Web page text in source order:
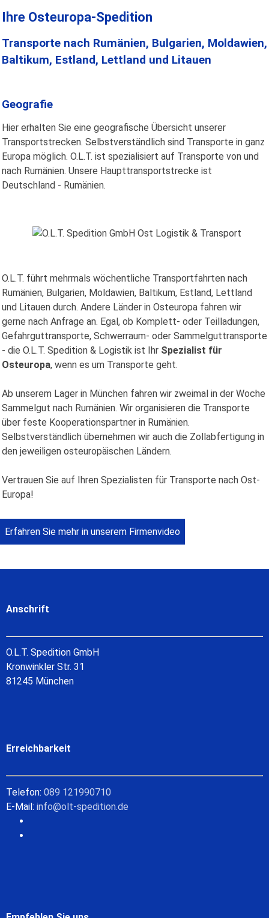
Ihre Osteuropa-Spedition
Transporte nach Rumänien, Bulgarien, Moldawien,
Baltikum, Estland, Lettland und Litauen
Geografie
Hier erhalten Sie eine geografische Übersicht unserer
Transportstrecken. Selbstverständlich sind Transporte in ganz
Europa möglich. O.L.T. ist spezialisiert auf Transporte von und
nach Rumänien. Unsere Haupttransportstrecke ist
Deutschland - Rumänien.
O.L.T. führt mehrmals wöchentliche Transportfahrten nach
Rumänien, Bulgarien, Moldawien, Baltikum, Estland, Lettland
und Litauen durch. Andere Länder in Osteuropa fahren wir
gerne nach Anfrage an. Egal, ob Komplett- oder Teilladungen,
Gefahrguttransporte, Schwerraum- oder Sammelguttransporte
- die O.L.T. Spedition & Logistik ist Ihr Spezialist für
Osteuropa, wenn es um Transporte geht.
Ab unserem Lager in München fahren wir zweimal in der Woche
Sammelgut nach Rumänien. Wir organisieren die Transporte
über feste Kooperationspartner in Rumänien.
Selbstverständlich übernehmen wir auch die Zollabfertigung in
den jeweiligen osteuropäischen Ländern.
Vertrauen Sie auf Ihren Spezialisten für Transporte nach Ost-
Europa!
Erfahren Sie mehr in unserem Firmenvideo
Anschrift
O.L.T. Spedition GmbH
Kronwinkler Str. 31
81245 München
Erreichbarkeit
Telefon: 089 121990710
E-Mail: info@olt-spedition.de